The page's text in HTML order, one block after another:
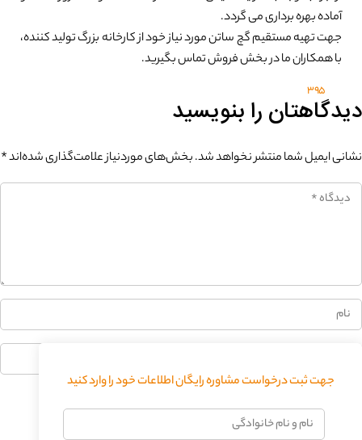
آماده بهره برداری می گردد.
جهت تهیه مستقیم گچ ساتن مورد نیاز خود از کارخانه بزرگ تولید کننده،
با همکاران ما در بخش فروش تماس بگیرید.
395
دیدگاهتان را بنویسید
نشانی ایمیل شما منتشر نخواهد شد.بخش‌های موردنیاز علامت‌گذاری شده‌اند*
جهت ثبت درخواست مشاوره رایگان اطلاعات خود را وارد کنید
نام
و
0%